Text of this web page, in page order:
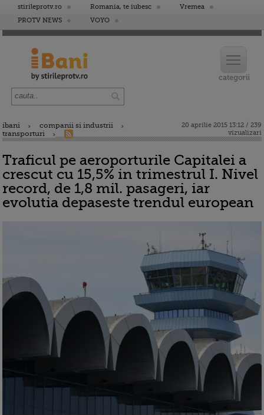
stirileprotv.ro Romania, te iubesc
Vremea
PROTV NEWS
VOYO
ibani
companii si industrii
transporturi
20 aprilie 2015 13:12 / 239
vizualizari
Traficul pe aeroporturile Capitalei a
crescut cu 15,5% in trimestrul I. Nivel
record, de 1,8 mil. pasageri, iar
evolutia depaseste trendul european